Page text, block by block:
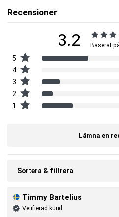
Recensioner
3.2 Baserat
5
4
3
2
1
Lämna en
Sortera & filtrera
Timmy Bartelius
Verifierad kund